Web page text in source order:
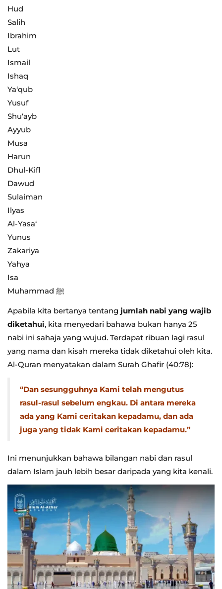
Hud
Salih
Ibrahim
Lut
Ismail
Ishaq
Ya‘qub
Yusuf
Shu‘ayb
Ayyub
Musa
Harun
Dhul-Kifl
Dawud
Sulaiman
Ilyas
Al-Yasa‘
Yunus
Zakariya
Yahya
Isa
Muhammad ﷺ
Apabila kita bertanya tentang jumlah nabi yang wajib
diketahui, kita menyedari bahawa bukan hanya 25
nabi ini sahaja yang wujud. Terdapat ribuan lagi rasul
yang nama dan kisah mereka tidak diketahui oleh kita.
Al-Quran menyatakan dalam Surah Ghafir (40:78):
“Dan sesungguhnya Kami telah mengutus
rasul-rasul sebelum engkau. Di antara mereka
ada yang Kami ceritakan kepadamu, dan ada
juga yang tidak Kami ceritakan kepadamu.”
Ini menunjukkan bahawa bilangan nabi dan rasul
dalam Islam jauh lebih besar daripada yang kita kenali.